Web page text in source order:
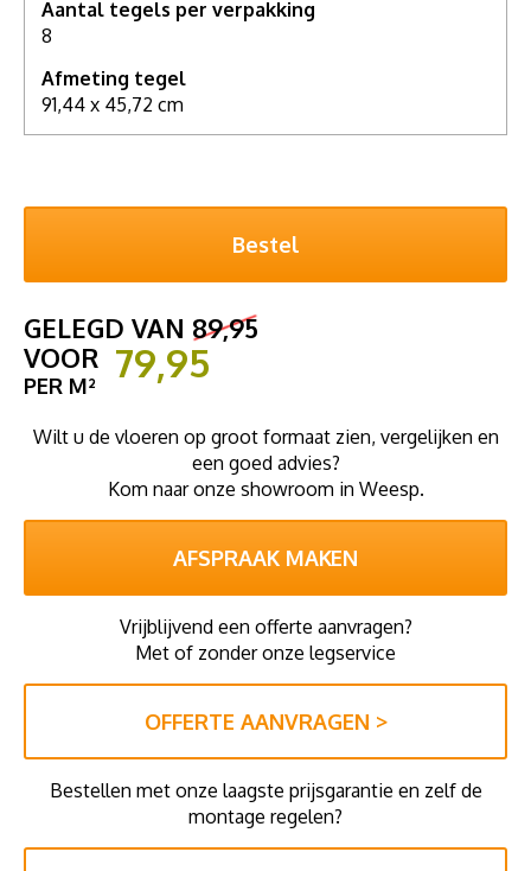
Aantal tegels per verpakking
8
Afmeting tegel
91,44 x 45,72 cm
GELEGD VAN 89,95
VOOR 79,95
PER M²
Wilt u de vloeren op groot formaat zien, vergelijken en
een goed advies?
Kom naar onze showroom in Weesp.
AFSPRAAK MAKEN
Vrijblijvend een offerte aanvragen?
Met of zonder onze legservice
OFFERTE AANVRAGEN >
Bestellen met onze laagste prijsgarantie en zelf de
montage regelen?